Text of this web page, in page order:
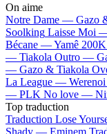
On aime
Notre Dame — Gazo
Soolking Laisse Moi
Bécane —Yamê
— Tiakola Outro —
— Gazo & Tiakola
La League — Werenoi
— PLK No love —
Top traduction
Traduction Lose
Shady — Eminem